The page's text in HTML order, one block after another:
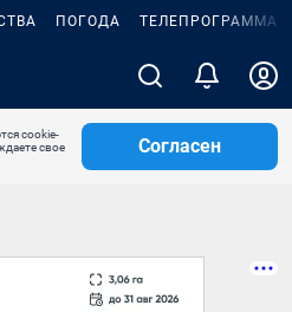
ПОГОДА ТЕЛЕПРОГРАММА
cookie-
свое
Согласен